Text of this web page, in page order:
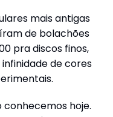
mais antigas
de bolachões
pra discos finos,
de cores
conhecemos hoje.